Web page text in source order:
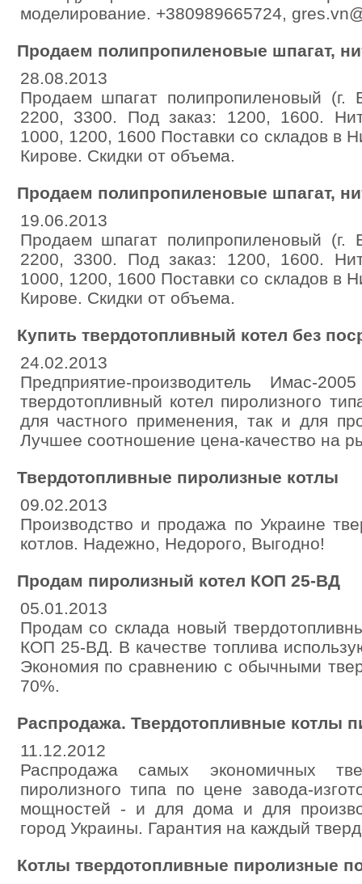
моделирование. +380989665724,
Продаем полипропиленовые шпагат,
28.08.2013
Продаем шпагат полипропиленовый (г.
2200, 3300. Под заказ: 1200, 1600.
1000, 1200, 1600 Поставки со складов в
Кирове. Скидки от объема.
Продаем полипропиленовые шпагат,
19.06.2013
Продаем шпагат полипропиленовый (г.
2200, 3300. Под заказ: 1200, 1600.
1000, 1200, 1600 Поставки со складов в
Кирове. Скидки от объема.
Купить твердотопливный котел без
24.02.2013
Предприятие-производитель Имас-
твердотопливный котел пиролизного
для частного применения, так и для
Лучшее соотношение цена-качество на
Твердотопливные пиролизные котлы
09.02.2013
Производство и продажа по Украине
котлов. Надежно, Недорого, Выгодно!
Продам пиролизный котел КОП 25-ВД
05.01.2013
Продам со склада новый
КОП 25-ВД. В качестве топлива
Экономия по сравнению с обычными
70%.
Распродажа. Твердотопливные котлы
11.12.2012
Распродажа самых экономичных
пиролизного типа по цене завода-
мощностей - и для дома и для
город Украины. Гарантия на каждый
Котлы твердотопливные пиролизные